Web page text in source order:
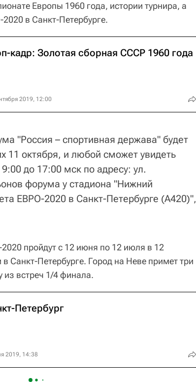
Европы 1960 года, истории турнира, а
в Санкт-Петербурге.
кадр: Золотая сборная СССР 1960 года
2019, 12:00
"Россия – спортивная держава" будет
11 октября, и любой сможет увидеть
до 17:00 мск по адресу: ул.
форума у стадиона "Нижний
ЕВРО-2020 в Санкт-Петербурге (А420)",
пройдут с 12 июня по 12 июля в 12
Санкт-Петербурге. Город на Неве примет три
из встреч 1/4 финала.
Петербург
2019, 14:38